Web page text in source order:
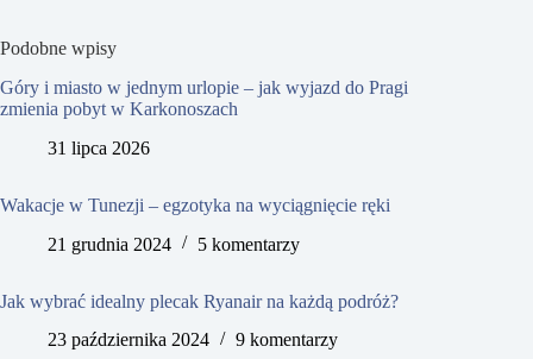
Podobne wpisy
Góry i miasto w jednym urlopie – jak wyjazd do Pragi
zmienia pobyt w Karkonoszach
31 lipca 2026
Wakacje w Tunezji – egzotyka na wyciągnięcie ręki
21 grudnia 2024
5 komentarzy
Jak wybrać idealny plecak Ryanair na każdą podróż?
23 października 2024
9 komentarzy